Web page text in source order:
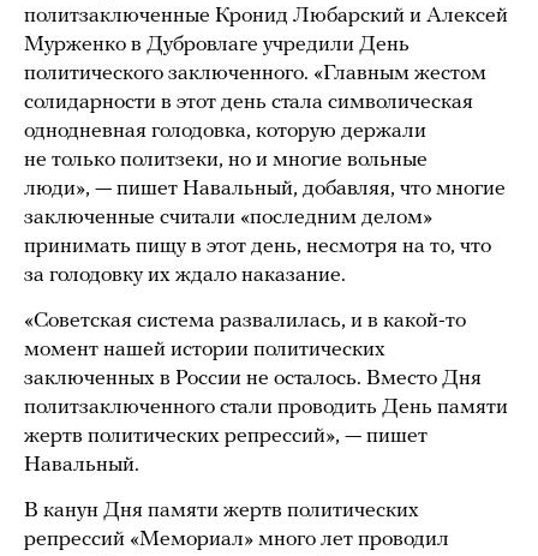
политзаключенные Кронид Любарский и Алексей
Мурженко в Дубровлаге учредили День
политического заключенного. «Главным жестом
солидарности в этот день сталa символическая
однодневная голодовка, которую держали
не только политзеки, но и многие вольные
люди», — пишет Навальный, добавляя, что многие
заключенные считали «последним делом»
принимать пищу в этот день, несмотря на то, что
за голодовку их ждало наказание.
«Советская система развалилась, и в какой-то
момент нашей истории политических
заключенных в России не осталось. Вместо Дня
политзаключенного стали проводить День памяти
жертв политических репрессий», — пишет
Навальный.
В канун Дня памяти жертв политических
репрессий «Мемориал» много лет проводил